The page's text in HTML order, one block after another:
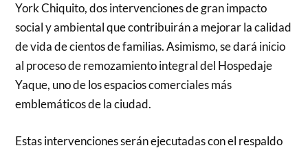
York Chiquito, dos intervenciones de gran impacto
social y ambiental que contribuirán a mejorar la calidad
de vida de cientos de familias. Asimismo, se dará inicio
al proceso de remozamiento integral del Hospedaje
Yaque, uno de los espacios comerciales más
emblemáticos de la ciudad.
Estas intervenciones serán ejecutadas con el respaldo